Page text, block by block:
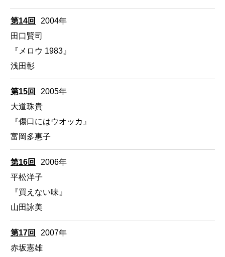
第14回
2004年
田口賢司
『メロウ 1983』
浅田彰
第15回
2005年
大道珠貴
『傷口にはウオッカ』
富岡多惠子
第16回
2006年
平松洋子
『買えない味』
山田詠美
第17回
2007年
赤坂憲雄